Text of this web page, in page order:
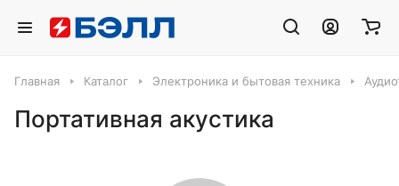
Главная Каталог Электроника и бытовая техника
Портативная акустика